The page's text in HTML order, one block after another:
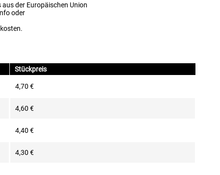
der Europäischen Union
oder
Stückpreis
4,70 €
4,60 €
4,40 €
4,30 €